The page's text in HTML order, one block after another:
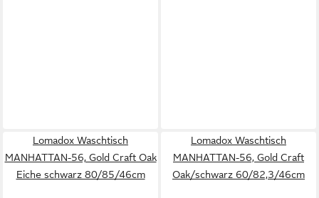
Lomadox Waschtisch
MANHATTAN-56, Gold Craft Oak
Eiche schwarz 80/85/46cm
Lomadox Waschtisch
MANHATTAN-56, Gold Craft
Oak/schwarz 60/82,3/46cm